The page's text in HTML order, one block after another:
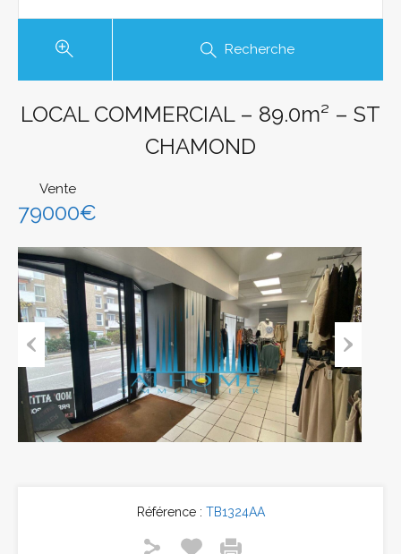
Recherche
LOCAL COMMERCIAL – 89.0m² – ST
CHAMOND
Vente
79000€
Previous Next
Référence : TB1324AA